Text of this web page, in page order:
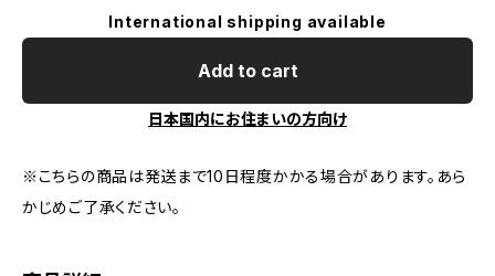
International shipping available
Add to cart
日本国内にお住まいの方向け
※こちらの商品は発送まで10日程度かかる場合があります。あら
かじめご了承ください。